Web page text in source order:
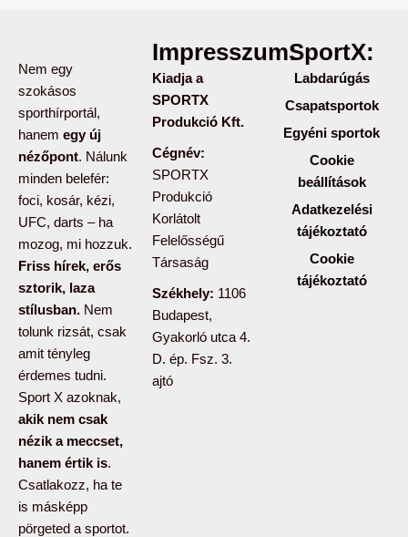
Nem egy
szokásos
sporthírportál,
hanem egy új
nézőpont. Nálunk
minden belefér:
foci, kosár, kézi,
UFC, darts – ha
mozog, mi hozzuk.
Friss hírek, erős
sztorik, laza
stílusban. Nem
tolunk rizsát, csak
amit tényleg
érdemes tudni.
Sport X azoknak,
akik nem csak
nézik a meccset,
hanem értik is.
Csatlakozz, ha te
is másképp
pörgeted a sportot.
Impresszum:
Kiadja a
SPORTX
Produkció Kft.
Cégnév:
SPORTX
Produkció
Korlátolt
Felelősségű
Társaság
Székhely: 1106
Budapest,
Gyakorló utca 4.
D. ép. Fsz. 3.
ajtó
SportX:
Labdarúgás
Csapatsportok
Egyéni sportok
Cookie
beállítások
Adatkezelési
tájékoztató
Cookie
tájékoztató